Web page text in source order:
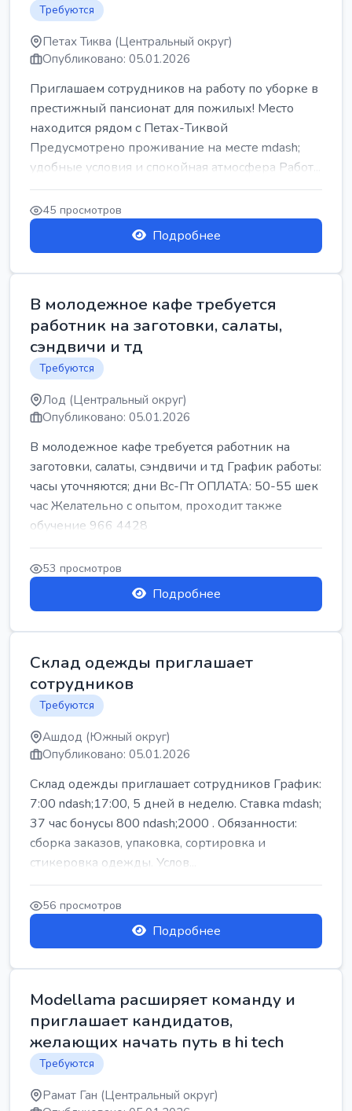
Требуются
Петах Тиква (Центральный округ)
Опубликовано: 05.01.2026
Приглашаем сотрудников на работу по уборке в
престижный пансионат для пожилых! Место
находится рядом с Петах-Тиквой
Предусмотрено проживание на месте mdash;
удобные условия и спокойная атмосфера Работ...
45 просмотров
Подробнее
В молодежное кафе требуется
работник на заготовки, салаты,
сэндвичи и тд
Требуются
Лод (Центральный округ)
Опубликовано: 05.01.2026
В молодежное кафе требуется работник на
заготовки, салаты, сэндвичи и тд График работы:
часы уточняются; дни Вс-Пт ОПЛАТА: 50-55 шек
час Желательно с опытом, проходит также
обучение 966 4428
53 просмотров
Подробнее
Склад одежды приглашает
сотрудников
Требуются
Ашдод (Южный округ)
Опубликовано: 05.01.2026
Склад одежды приглашает сотрудников График:
7:00 ndash;17:00, 5 дней в неделю. Ставка mdash;
37 час бонусы 800 ndash;2000 . Обязанности:
сборка заказов, упаковка, сортировка и
стикеровка одежды. Услов...
56 просмотров
Подробнее
Modellama расширяет команду и
приглашает кандидатов,
желающих начать путь в hi tech
Требуются
Рамат Ган (Центральный округ)